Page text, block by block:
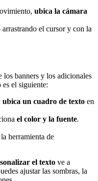
ubica la cámara
arrastrando el cursor y con la
los banners y los adicionales
el siguiente:
ubica un cuadro de texto en
el color y la fuente.
herramienta de
el texto ve a
ajustar las sombras, la